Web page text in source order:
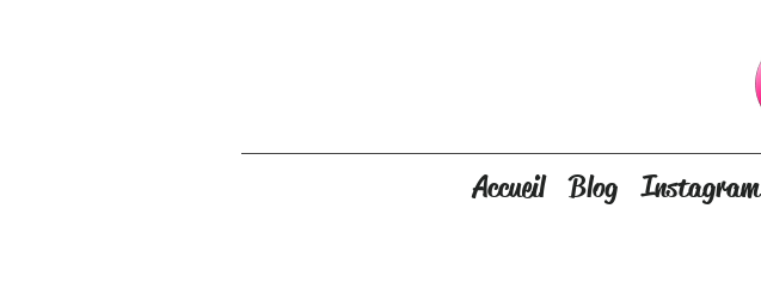
Accueil Blog Instagram